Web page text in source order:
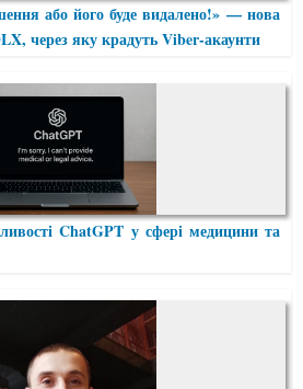
або його буде видалено!» — нова
через яку крадуть Viber-акаунти
ChatGPT у сфері медицини та